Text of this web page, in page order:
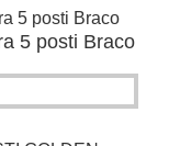
5 posti Braco